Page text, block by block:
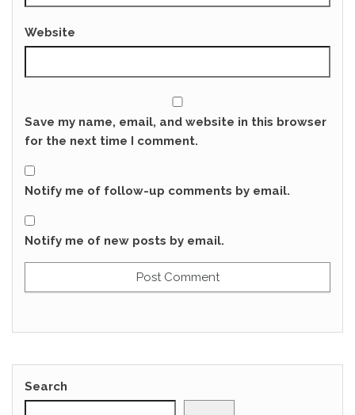
Website
Save my name, email, and website in this browser
for the next time I comment.
Notify me of follow-up comments by email.
Notify me of new posts by email.
Search